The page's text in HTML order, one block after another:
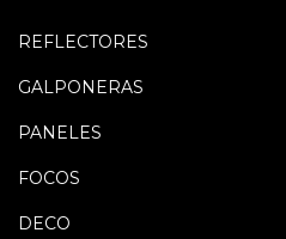
REFLECTORES
GALPONERAS
PANELES
FOCOS
DECO